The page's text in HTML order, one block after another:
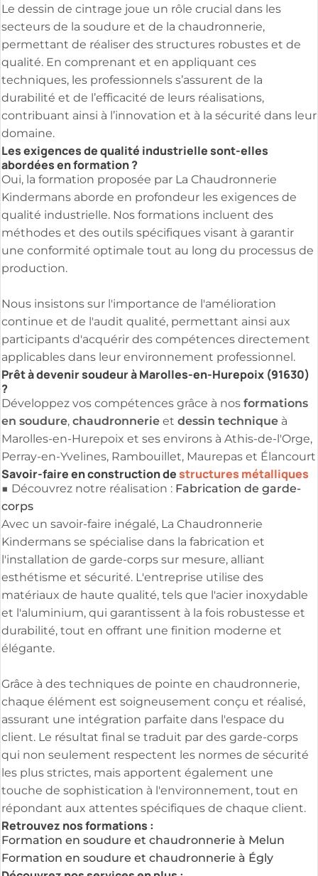
Le dessin de cintrage joue un rôle crucial dans les
secteurs de la soudure et de la chaudronnerie,
permettant de réaliser des structures robustes et de
qualité. En comprenant et en appliquant ces
techniques, les professionnels s’assurent de la
durabilité et de l’efficacité de leurs réalisations,
contribuant ainsi à l’innovation et à la sécurité dans leur
domaine.
Les exigences de qualité industrielle sont-elles
abordées en formation ?
Oui, la formation proposée par La Chaudronnerie
Kindermans aborde en profondeur les exigences de
qualité industrielle. Nos formations incluent des
méthodes et des outils spécifiques visant à garantir
une conformité optimale tout au long du processus de
production.
Nous insistons sur l'importance de l'amélioration
continue et de l'audit qualité, permettant ainsi aux
participants d'acquérir des compétences directement
applicables dans leur environnement professionnel.
Prêt à devenir soudeur à Marolles-en-Hurepoix (91630)
?
Développez vos compétences grâce à nosformations
en soudure,chaudronnerieet dessin technique à
Marolles-en-Hurepoix et ses environs à Athis-de-l'Orge,
Perray-en-Yvelines, Rambouillet, Maurepas et Élancourt
Savoir-faire en construction destructures métalliques
■ Découvrez notre réalisation : Fabrication de garde-
corps
Avec un savoir-faire inégalé, La Chaudronnerie
Kindermans se spécialise dans la fabrication et
l'installation de garde-corps sur mesure, alliant
esthétisme et sécurité. L'entreprise utilise des
matériaux de haute qualité, tels que l'acier inoxydable
et l'aluminium, qui garantissent à la fois robustesse et
durabilité, tout en offrant une finition moderne et
élégante.
Grâce à des techniques de pointe en chaudronnerie,
chaque élément est soigneusement conçu et réalisé,
assurant une intégration parfaite dans l'espace du
client. Le résultat final se traduit par des garde-corps
qui non seulement respectent les normes de sécurité
les plus strictes, mais apportent également une
touche de sophistication à l'environnement, tout en
répondant aux attentes spécifiques de chaque client.
Retrouvez nos formations :
Formation en soudure et chaudronnerie à Melun
Formation en soudure et chaudronnerie à Égly